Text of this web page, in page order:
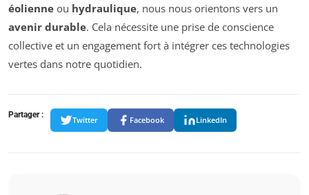
éolienne ou hydraulique, nous nous orientons vers un
avenir durable. Cela nécessite une prise de conscience
collective et un engagement fort à intégrer ces technologies
vertes dans notre quotidien.
Partager :
Twitter Facebook LinkedIn